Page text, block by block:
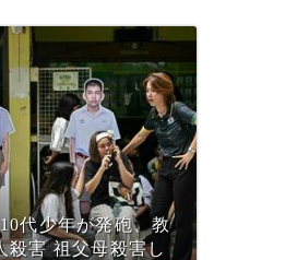
代少年が発砲、教
殺害 祖父母殺害し